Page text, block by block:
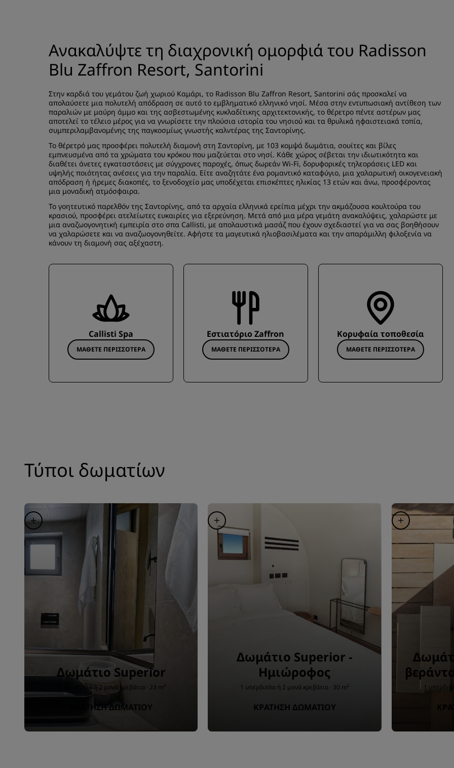
Ανακαλύψτε τη διαχρονική ομορφιά του Radisson
Blu Zaffron Resort, Santorini
Στην καρδιά του γεμάτου ζωή χωριού Καμάρι, το Radisson Blu Zaffron Resort, Santorini σάς προσκαλεί να
απολαύσετε μια πολυτελή απόδραση σε αυτό το εμβληματικό ελληνικό νησί. Μέσα στην εντυπωσιακή αντίθεση των
παραλιών με μαύρη άμμο και της ασβεστωμένης κυκλαδίτικης αρχιτεκτονικής, το θέρετρο πέντε αστέρων μας
αποτελεί το τέλειο μέρος για να γνωρίσετε την πλούσια ιστορία του νησιού και τα θρυλικά ηφαιστειακά τοπία,
συμπεριλαμβανομένης της παγκοσμίως γνωστής καλντέρας της Σαντορίνης.
Το θέρετρό μας προσφέρει πολυτελή διαμονή στη Σαντορίνη, με 103 κομψά δωμάτια, σουίτες και βίλες
εμπνευσμένα από τα χρώματα του κρόκου που μαζεύεται στο νησί. Κάθε χώρος σέβεται την ιδιωτικότητα και
διαθέτει άνετες εγκαταστάσεις με σύγχρονες παροχές, όπως δωρεάν Wi-Fi, δορυφορικές τηλεοράσεις LED και
υψηλής ποιότητας ανέσεις για την παραλία. Είτε αναζητάτε ένα ρομαντικό καταφύγιο, μια χαλαρωτική οικογενειακή
απόδραση ή ήρεμες διακοπές, το ξενοδοχείο μας υποδέχεται επισκέπτες ηλικίας 13 ετών και άνω, προσφέροντας
μια μοναδική ατμόσφαιρα.
Το γοητευτικό παρελθόν της Σαντορίνης, από τα αρχαία ελληνικά ερείπια μέχρι την ακμάζουσα κουλτούρα του
κρασιού, προσφέρει ατελείωτες ευκαιρίες για εξερεύνηση. Μετά από μια μέρα γεμάτη ανακαλύψεις, χαλαρώστε με
μια αναζωογονητική εμπειρία στο σπα Callisti, με απολαυστικά μασάζ που έχουν σχεδιαστεί για να σας βοηθήσουν
να χαλαρώσετε και να αναζωογονηθείτε. Αφήστε τα μαγευτικά ηλιοβασιλέματα και την απαράμιλλη φιλοξενία να
κάνουν τη διαμονή σας αξέχαστη.
Callisti Spa
ΜΆΘΕΤΕ ΠΕΡΙΣΣΌΤΕΡΑ
Εστιατόριο Zaffron
ΜΆΘΕΤΕ ΠΕΡΙΣΣΌΤΕΡΑ
Κορυφαία τοποθεσία
ΜΆΘΕΤΕ ΠΕΡΙΣΣΌΤΕΡΑ
Τύποι δωματίων
Δωμάτιο Superior
1 υπέρδιπλο ή 2 μονά κρεβάτια · 23 m²
ΚΡΆΤΗΣΗ ΔΩΜΑΤΊΟΥ
Δωμάτιο Superior -
Ημιώροφος
1 υπέρδιπλο ή 2 μονά κρεβάτια · 30 m²
ΚΡΆΤΗΣΗ ΔΩΜΑΤΊΟΥ
1